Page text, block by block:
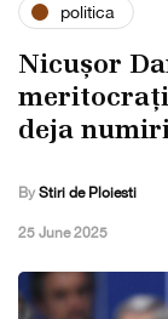
politica
Nicușor
deja
By Stiri de Ploiesti
,25 June 2025